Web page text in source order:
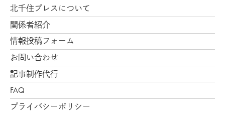
北千住プレスについて
関係者紹介
情報投稿フォーム
お問い合わせ
記事制作代行
FAQ
プライバシーポリシー